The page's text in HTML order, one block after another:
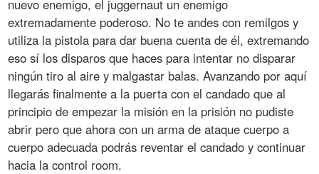
nuevo enemigo, el juggernaut un enemigo
extremadamente poderoso. No te andes con remilgos y
utiliza la pistola para dar buena cuenta de él, extremando
eso sí los disparos que haces para intentar no disparar
ningún tiro al aire y malgastar balas. Avanzando por aquí
llegarás finalmente a la puerta con el candado que al
principio de empezar la misión en la prisión no pudiste
abrir pero que ahora con un arma de ataque cuerpo a
cuerpo adecuada podrás reventar el candado y continuar
hacia la control room.